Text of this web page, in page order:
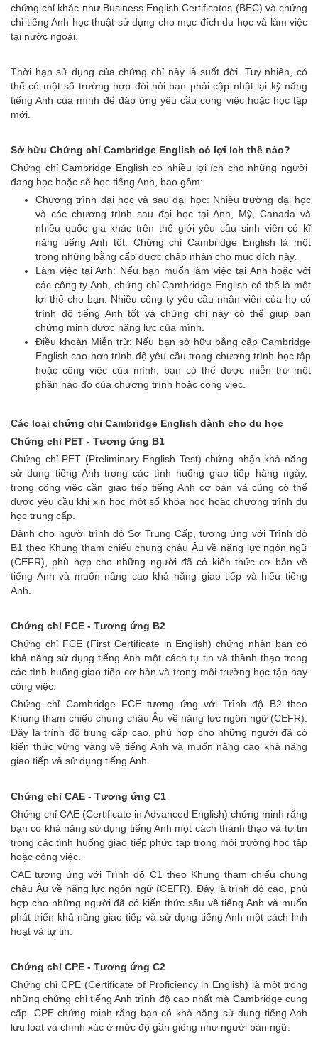
chứng chỉ khác như Business English Certificates (BEC) và chứng
chỉ tiếng Anh học thuật sử dụng cho mục đích du học và làm việc
tại nước ngoài.
Thời hạn sử dụng của chứng chỉ này là suốt đời. Tuy nhiên, có
thể có một số trường hợp đòi hỏi bạn phải cập nhật lại kỹ năng
tiếng Anh của mình để đáp ứng yêu cầu công việc hoặc học tập
mới.
Sở hữu Chứng chỉ Cambridge English có lợi ích thế nào?
Chứng chỉ Cambridge English có nhiều lợi ích cho những người
đang học hoặc sẽ học tiếng Anh, bao gồm:
Chương trình đại học và sau đại học: Nhiều trường đại học
và các chương trình sau đại học tại Anh, Mỹ, Canada và
nhiều quốc gia khác trên thế giới yêu cầu sinh viên có kĩ
năng tiếng Anh tốt. Chứng chỉ Cambridge English là một
trong những bằng cấp được chấp nhận cho mục đích này.
Làm việc tại Anh: Nếu bạn muốn làm việc tại Anh hoặc với
các công ty Anh, chứng chỉ Cambridge English có thể là một
lợi thế cho bạn. Nhiều công ty yêu cầu nhân viên của họ có
trình độ tiếng Anh tốt và chứng chỉ này có thể giúp bạn
chứng minh được năng lực của mình.
Điều khoản Miễn trừ: Nếu bạn sở hữu bằng cấp Cambridge
English cao hơn trình độ yêu cầu trong chương trình học tập
hoặc công việc của mình, bạn có thể được miễn trừ một
phần nào đó của chương trình hoặc công việc.
Các loại chứng chỉ Cambridge English dành cho du học
Chứng chỉ PET - Tương ứng B1
Chứng chỉ PET (Preliminary English Test) chứng nhận khả năng
sử dụng tiếng Anh trong các tình huống giao tiếp hàng ngày,
trong công việc cần giao tiếp tiếng Anh cơ bản và cũng có thể
được yêu cầu khi xin học một số khóa học hoặc chương trình du
học trung cấp.
Dành cho người trình độ Sơ Trung Cấp, tương ứng với Trình độ
B1 theo Khung tham chiếu chung châu Âu về năng lực ngôn ngữ
(CEFR), phù hợp cho những người đã có kiến thức cơ bản về
tiếng Anh và muốn nâng cao khả năng giao tiếp và hiểu tiếng
Anh.
Chứng chỉ FCE - Tương ứng B2
Chứng chỉ FCE (First Certificate in English) chứng nhận bạn có
khả năng sử dụng tiếng Anh một cách tự tin và thành thạo trong
các tình huống giao tiếp cơ bản và trong môi trường học tập hay
công việc.
Chứng chỉ Cambridge FCE tương ứng với Trình độ B2 theo
Khung tham chiếu chung châu Âu về năng lực ngôn ngữ (CEFR).
Đây là trình độ trung cấp cao, phù hợp cho những người đã có
kiến thức vững vàng về tiếng Anh và muốn nâng cao khả năng
giao tiếp và sử dụng tiếng Anh.
Chứng chỉ CAE - Tương ứng C1
Chứng chỉ CAE (Certificate in Advanced English) chứng minh rằng
bạn có khả năng sử dụng tiếng Anh một cách thành thạo và tự tin
trong các tình huống giao tiếp phức tạp trong môi trường học tập
hoặc công việc.
CAE tương ứng với Trình độ C1 theo Khung tham chiếu chung
châu Âu về năng lực ngôn ngữ (CEFR). Đây là trình độ cao, phù
hợp cho những người đã có kiến thức sâu về tiếng Anh và muốn
phát triển khả năng giao tiếp và sử dụng tiếng Anh một cách linh
hoạt và tự tin.
Chứng chỉ CPE - Tương ứng C2
Chứng chỉ CPE (Certificate of Proficiency in English) là một trong
những chứng chỉ tiếng Anh trình độ cao nhất mà Cambridge cung
cấp. CPE chứng minh rằng bạn có khả năng sử dụng tiếng Anh
lưu loát và chính xác ở mức độ gần giống như người bản ngữ.
Tin Tức Giáo Dục
Singapore
Các Trường Tư Singapore
Các Trường Công Primary
Các Trường Công
Các Trường Cao Đẳng
Công Lập
Các Trường Đại Học Công
Lập
DỊCH VỤ OSC
Chứng Minh Tài Chính Du
Học
Visa Thăm Thân
Visa Du Học
Đào Tạo Ngoại Ngữ
TIN TỨC DU HỌC
Tin Tức Du Học
Hỏi Đáp Du Học
Học Bổng Du Học
Cẩm Nang Du Học
HỌC SINH ĐẠT VISA